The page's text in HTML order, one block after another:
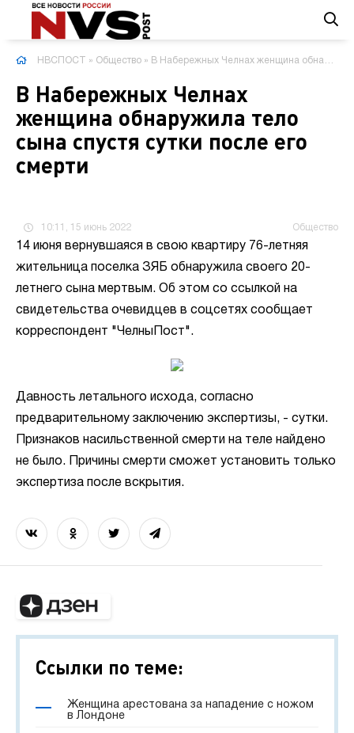
НВСПОСТ » Общество » В Набережных Челнах женщина обнаружила тело сына спустя сутки после его смерти
В Набережных Челнах
женщина обнаружила тело
сына спустя сутки после его
смерти
10:11, 15 июнь 2022 Общество
14 июня вернувшаяся в свою квартиру 76-летняя
жительница поселка ЗЯБ обнаружила своего 20-
летнего сына мертвым. Об этом со ссылкой на
свидетельства очевидцев в соцсетях сообщает
корреспондент "ЧелныПост".
Давность летального исхода, согласно
предварительному заключению экспертизы, - сутки.
Признаков насильственной смерти на теле найдено
не было. Причины смерти сможет установить только
экспертиза после вскрытия.
Ссылки по теме:
Женщина арестована за нападение с ножом
в Лондоне